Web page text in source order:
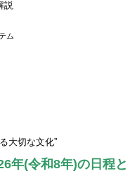
説
ム
大切な文化”
年(令和8年)の日程と